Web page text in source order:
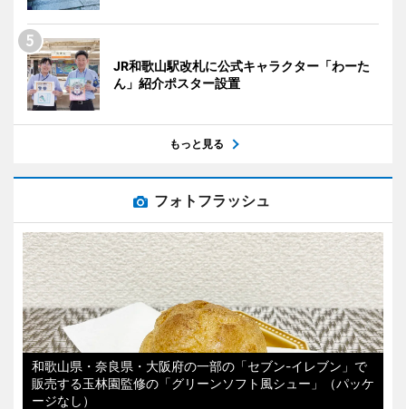
JR和歌山駅改札に公式キャラクター「わーた
ん」紹介ポスター設置
もっと見る
フォトフラッシュ
和歌山県・奈良県・大阪府の一部の「セブン-イレブン」で
販売する玉林園監修の「グリーンソフト風シュー」（パッケ
ージなし）